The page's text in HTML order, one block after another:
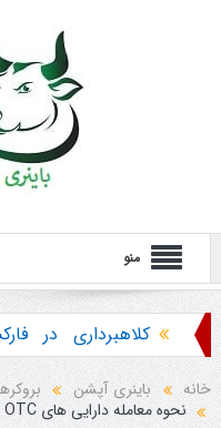
منو
کلاهبرداری در
تشخیص دهیم ؟
هشدار در مورد
خانه باینری آپشن
نحوه معامله دارایی های OTC در بروکر الیمپ ترید در آخر هفته